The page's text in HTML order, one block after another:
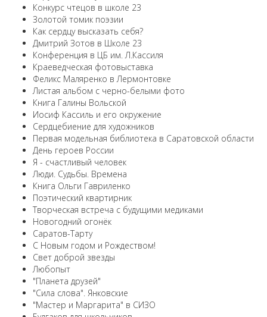
Конкурс чтецов в школе 23
Золотой томик поэзии
Как сердцу высказать себя?
Дмитрий Зотов в Школе 23
Конференция в ЦБ им. Л.Кассиля
Краеведческая фотовыставка
Феликс Маляренко в Лермонтовке
Листая альбом с черно-белыми фото
Книга Галины Вольской
Иосиф Кассиль и его окружение
Сердцебиение для художников
Первая модельная библиотека в Саратовской области
День героев России
Я - счастливый человек
Люди. Судьбы. Времена
Книга Ольги Гавриленко
Поэтический квартирник
Творческая встреча с будущими медиками
Новогодний огонёк
Саратов-Тарту
С Новым годом и Рождеством!
Свет доброй звезды
Любопыт
"Планета друзей"
"Сила слова". Янковские
"Мастер и Маргарита" в СИЗО